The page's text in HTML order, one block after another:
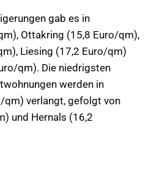
gab es in
Ottakring (15,8 Euro/qm),
Liesing (17,2 Euro/qm)
qm). Die niedrigsten
werden in
qm) verlangt, gefolgt von
und Hernals (16,2